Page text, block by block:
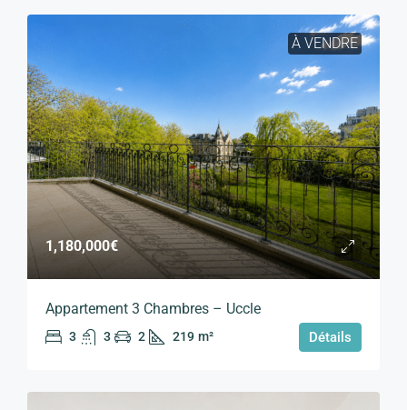
À VENDRE
1,180,000€
Appartement 3 Chambres – Uccle
3 3 2 219 m² Détails